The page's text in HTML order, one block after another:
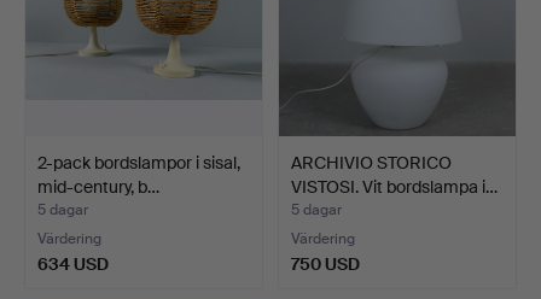
2-pack bordslampor i sisal,
mid-century, b…
5 dagar
Värdering
634 USD
ARCHIVIO STORICO
VISTOSI. Vit bordslampa i…
5 dagar
Värdering
750 USD